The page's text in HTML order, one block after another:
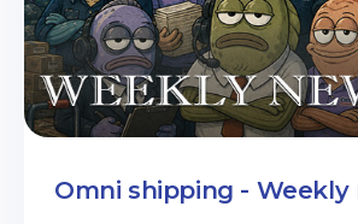
Omni shipping - Weekly